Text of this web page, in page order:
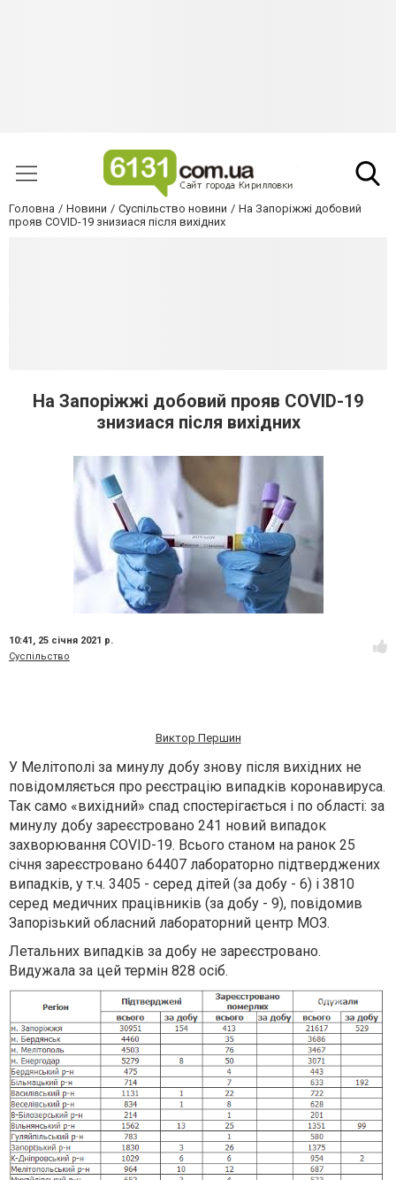
Головна Новини Суспільство новини
На Запоріжжі добовий
прояв COVID-19 знизиася після вихідних
На Запоріжжі добовий прояв COVID-19
знизиася після вихідних
10:41, 25 січня 2021 р.
Суспільство
Виктор Першин
У Мелітополі за минулу добу знову після вихідних не
повідомляється про реєстрацію випадків коронавируса.
Так само «вихідний» спад спостерігається і по області: за
минулу добу зареєстровано 241 новий випадок
захворювання COVID-19. Всього станом на ранок 25
січня зареєстровано 64407 лабораторно підтверджених
випадків, у т.ч. 3405 - серед дітей (за добу - 6) і 3810
серед медичних працівників (за добу - 9), повідомив
Запорізький обласний лабораторний центр МОЗ.
Летальних випадків за добу не зареєстровано.
Видужала за цей термін 828 осіб.